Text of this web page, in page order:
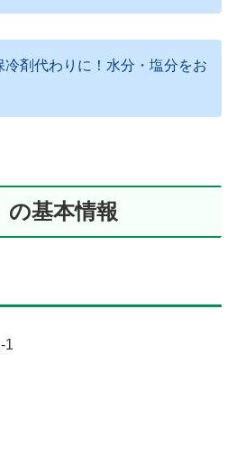
剤代わりに！水分・塩分をお
の基本情報
1